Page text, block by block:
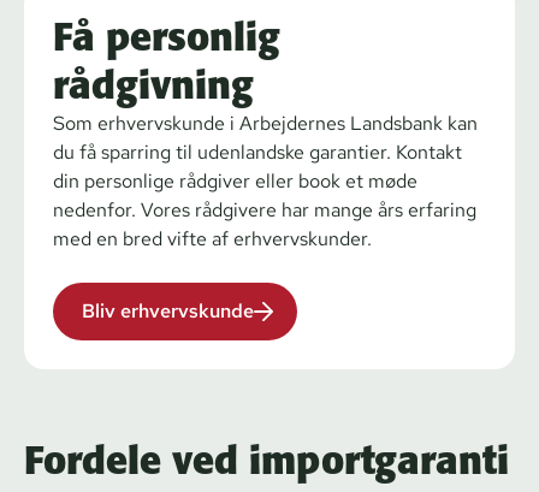
Få personlig
rådgivning
Som erhvervskunde i Arbejdernes Landsbank kan
du få sparring til udenlandske garantier. Kontakt
din personlige rådgiver eller book et møde
nedenfor. Vores rådgivere har mange års erfaring
med en bred vifte af erhvervskunder.
Bliv erhvervskunde
Fordele ved importgaranti